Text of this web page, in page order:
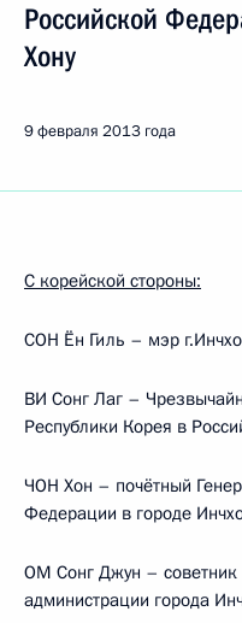
Российской
Хону
9 февраля 2013 года
С корейской стороны:
СОН Ён Гиль – мэр
ВИ Сонг Лаг –
Республики Корея в
ЧОН Хон – почётный
Федерации в городе
ОМ Сонг Джун –
администрации города